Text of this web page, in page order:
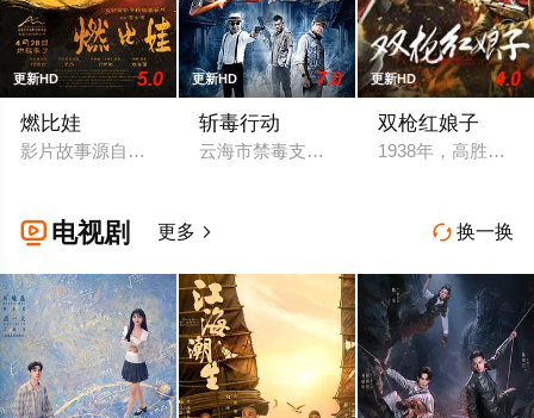
更新HD 5.0
燃比娃
影片故事源自羌族神话，讲述了一只被人类抚养长大的猴子，追
更新HD 7.0
斩毒行动
云海市禁毒支队获悉东南亚毒王廖爷将携
更新HD 4.0
双枪红娘子
1938年，高胜男新
 换一换
 电视剧 更多 